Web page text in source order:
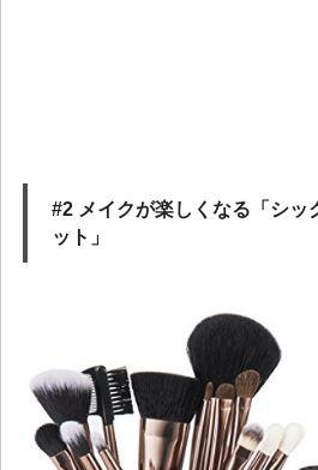
#2 メイクが楽しくなる「シッ
ット」